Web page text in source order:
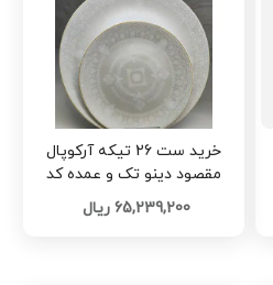
خرید ست 26 تیکه آرکوپال
مقصود دینو تک و عمده کد
L1130
65,239,200 ریال